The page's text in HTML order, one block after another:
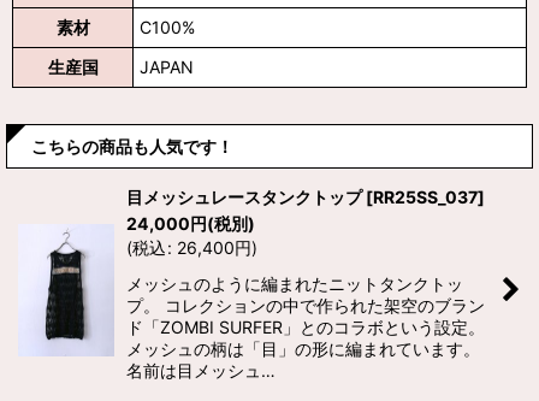
素材
C100%
生産国
JAPAN
こちらの商品も人気です！
目メッシュレースタンクトップ [RR25SS_037]
24,000円(税別)
(税込: 26,400円)
メッシュのように編まれたニットタンクトッ
プ。 コレクションの中で作られた架空のブラン
ド「ZOMBI SURFER」とのコラボという設定。
メッシュの柄は「目」の形に編まれています。
名前は目メッシュ…